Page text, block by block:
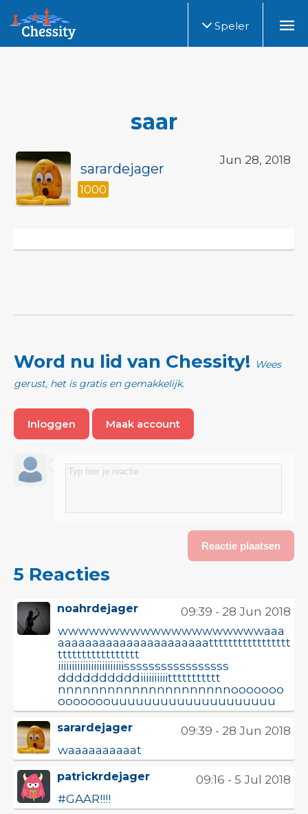
Speler
saar
Jun 28, 2018
sarardejager
1000
Word nu lid van Chessity!
Wees
gerust, het is gratis en gemakkelijk.
Inloggen Maak account
5 Reacties
noahrdejager
09:39 - 28 Jun 2018
wwwwwwwwwwwwwwwwwwwwaaa
aaaaaaaaaaaaaaaaaaaaaattttttttttttttttt
ttttttttttttttttt
iiiiiiiiiiiiiiiiiiiiiiiisssssssssssssssss
ddddddddddiiiiiiiiiittttttttttt
nnnnnnnnnnnnnnnnnnnnnooooooo
ooooooouuuuuuuuuuuuuuuuuuuu
sarardejager
09:39 - 28 Jun 2018
waaaaaaaaaat
patrickrdejager
09:16 - 5 Jul 2018
#GAAR!!!!